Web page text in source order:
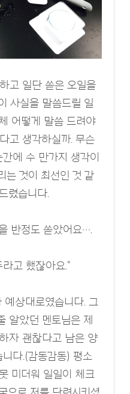
고 일단 쏟은 오일을
사실을 말씀드릴 일
어떻게 말씀 드려야
고 생각하실까. 무슨
에 수 만가지 생각이
는 것이 최선인 것 같
렸습니다.
반정도 쏟았어요….
고 했잖아요."
예상대로였습니다. 그
알았던 멘토님은 제
자 괜찮다고 남은 양
다.(감동감동) 평소
미더워 일일이 체크